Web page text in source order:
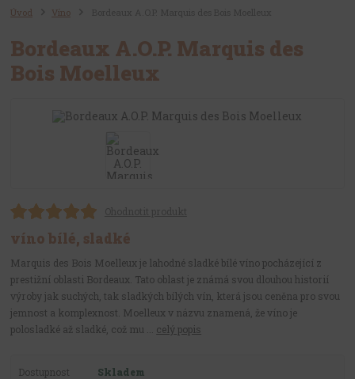
Úvod Víno
Bordeaux A.O.P. Marquis des
Bois Moelleux
víno bílé, sladké
Marquis des Bois Moelleux je lahodné sladké bílé víno pocházející z
prestižní oblasti Bordeaux. Tato oblast je známá svou dlouhou historií
výroby jak suchých, tak sladkých bílých vín, která jsou ceněna pro svou
jemnost a komplexnost. Moelleux v názvu znamená, že víno je
polosladké až sladké, což mu ... celý popis
Dostupnost Skladem